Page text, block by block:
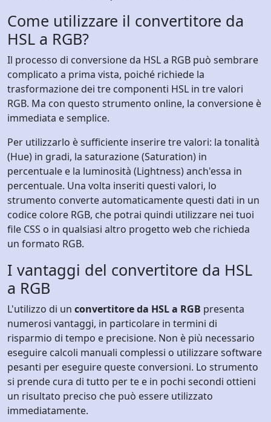
Come utilizzare il convertitore da
HSL a RGB?
Il processo di conversione da HSL a RGB può sembrare
complicato a prima vista, poiché richiede la
trasformazione dei tre componenti HSL in tre valori
RGB. Ma con questo strumento online, la conversione è
immediata e semplice.
Per utilizzarlo è sufficiente inserire tre valori: la tonalità
(Hue) in gradi, la saturazione (Saturation) in
percentuale e la luminosità (Lightness) anch'essa in
percentuale. Una volta inseriti questi valori, lo
strumento converte automaticamente questi dati in un
codice colore RGB, che potrai quindi utilizzare nei tuoi
file CSS o in qualsiasi altro progetto web che richieda
un formato RGB.
I vantaggi del convertitore da HSL
a RGB
L'utilizzo di un convertitore da HSL a RGB presenta
numerosi vantaggi, in particolare in termini di
risparmio di tempo e precisione. Non è più necessario
eseguire calcoli manuali complessi o utilizzare software
pesanti per eseguire queste conversioni. Lo strumento
si prende cura di tutto per te e in pochi secondi ottieni
un risultato preciso che può essere utilizzato
immediatamente.